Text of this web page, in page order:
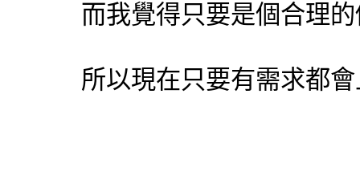
而我覺得只要是個合理
所以現在只要有需求都